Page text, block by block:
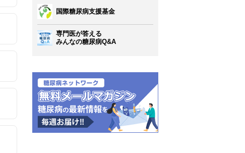
国際糖尿病支援基金
専門医が答える
みんなの糖尿病Q&A